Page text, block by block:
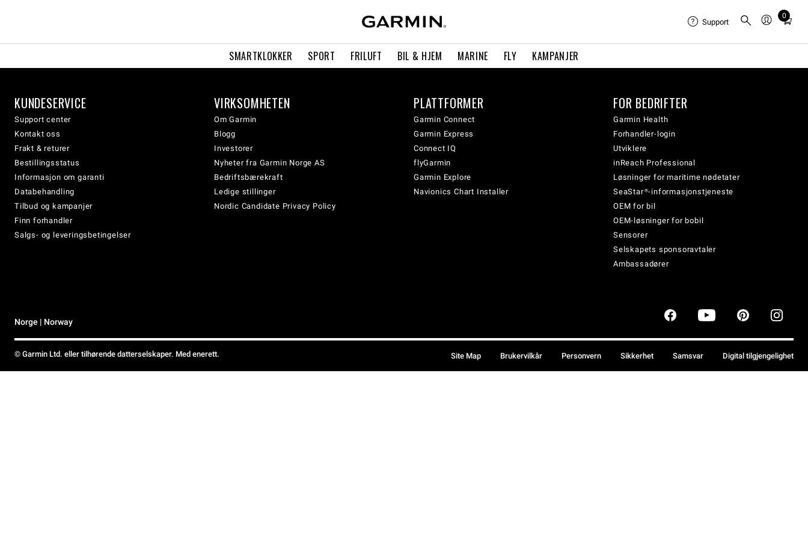
SMARTKLOKKER SPORT FRILUFT BIL & HJEM MARINE FLY KAMPANJER
Support
0
Total
cart:
KUNDESERVICE
Support center
Kontakt oss
Frakt & returer
Bestillingsstatus
Informasjon om garanti
Databehandling
Tilbud og kampanjer
Finn forhandler
Salgs- og leveringsbetingelser
VIRKSOMHETEN
Om Garmin
Blogg
Investorer
Nyheter fra Garmin Norge AS
Bedriftsbærekraft
Ledige stillinger
Nordic Candidate Privacy Policy
PLATTFORMER
Garmin Connect
Garmin Express
Connect IQ
flyGarmin
Garmin Explore
Navionics Chart Installer
FOR BEDRIFTER
Garmin Health
Forhandler-login
Utviklere
inReach Professional
Løsninger for maritime nødetater
SeaStar®-informasjonstjeneste
OEM for bil
OEM-løsninger for bobil
Sensorer
Selskapets sponsoravtaler
Ambassadører
Norge | Norway
© Garmin Ltd. eller tilhørende datterselskaper. Med enerett. Site Map Brukervilkår Personvern Sikkerhet Samsvar Digital tilgjengelighet